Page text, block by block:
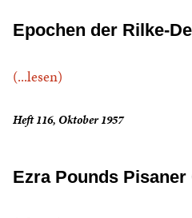
Epochen der Rilke-
(...lesen)
Heft 116, Oktober 1957
Ezra Pounds Pisaner